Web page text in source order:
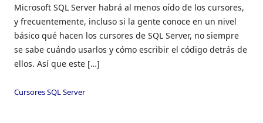
Microsoft SQL Server habrá al menos oído de los cursores,
y frecuentemente, incluso si la gente conoce en un nivel
básico qué hacen los cursores de SQL Server, no siempre
se sabe cuándo usarlos y cómo escribir el código detrás de
ellos. Así que este […]
Cursores SQL Server